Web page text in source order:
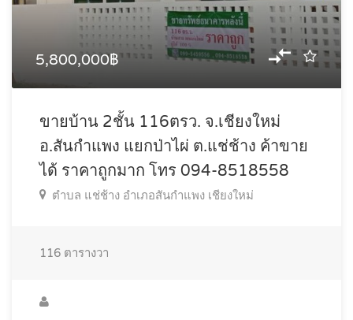
5,800,000฿
ขายบ้าน 2ชั้น 116ตรว. จ.เชียงใหม่
อ.สันกำแพง แยกป่าไผ่ ต.แช่ช้าง ค้าขาย
ได้ ราคาถูกมาก โทร 094-8518558
ตำบล แช่ช้าง อำเภอสันกำแพง เชียงใหม่
116 ตารางวา